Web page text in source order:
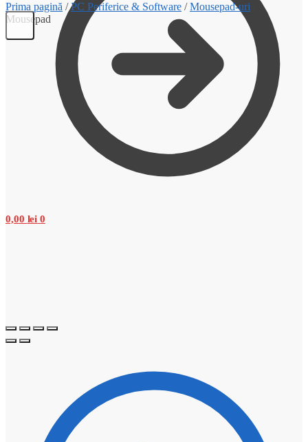
0,00 lei 0
Prima pagină /PC Periferice & Software /Mousepad-uri
Mousepad